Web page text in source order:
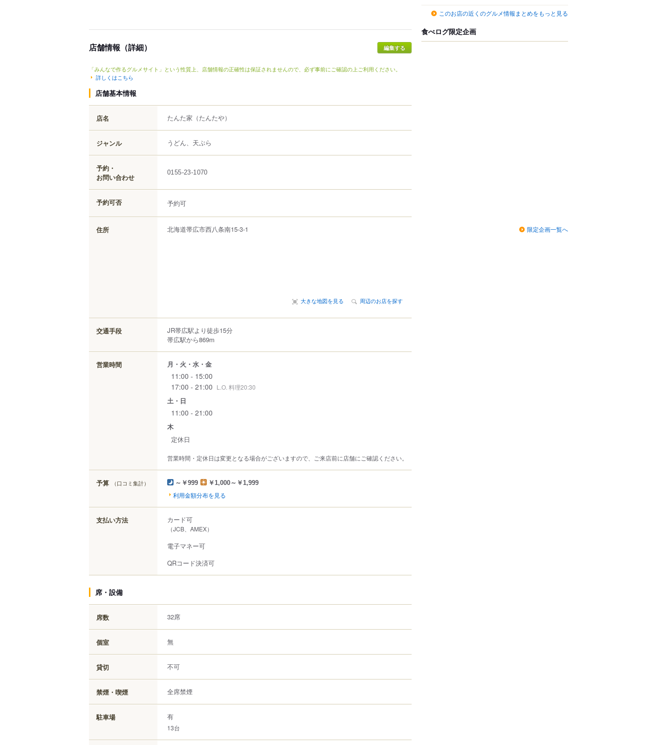
店舗情報（詳細）
「みんなで作るグルメサイト」という性質上、店舗情報の正確性は保証されませんので、必ず事前にご確認の上ご利用ください。
詳しくはこちら
店舗基本情報
店名 たんた家 （たんたや）
ジャンル うどん、天ぷら
予約・
お問い合わせ
0155-23-1070
予約可否 予約可
住所 北海道帯広市西八条南15-3-1
大きな地図を見る 周辺のお店を探す
交通手段
JR帯広駅より徒歩15分
帯広駅から869m
営業時間 月・火・水・金
11:00 - 15:00
17:00 - 21:00 L.O. 料理20:30
土・日
11:00 - 21:00
木
定休日
営業時間・定休日は変更となる場合がございますので、ご来店前に店舗にご確認ください。
予算 （口コミ集計） ～￥999 ￥1,000～￥1,999
利用金額分布を見る
支払い方法 カード可
（JCB、AMEX）
電子マネー可
QRコード決済可
席・設備
席数 32席
個室 無
貸切 不可
禁煙・喫煙 全席禁煙
駐車場 有
13台
このお店の近くのグルメ情報まとめをもっと見る
食べログ限定企画
限定企画一覧へ